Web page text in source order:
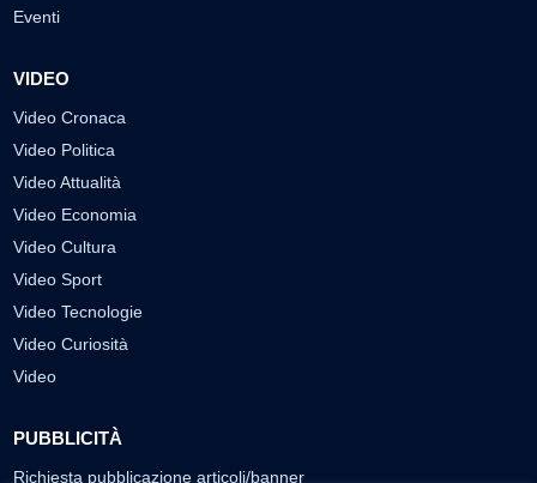
Eventi
VIDEO
Video Cronaca
Video Politica
Video Attualità
Video Economia
Video Cultura
Video Sport
Video Tecnologie
Video Curiosità
Video
PUBBLICITÀ
Richiesta pubblicazione articoli/banner